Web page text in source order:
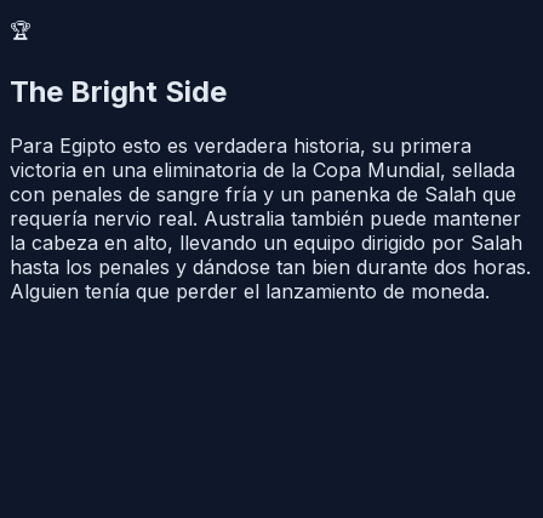
🏆
The Bright Side
Para Egipto esto es verdadera historia, su primera
victoria en una eliminatoria de la Copa Mundial, sellada
con penales de sangre fría y un panenka de Salah que
requería nervio real. Australia también puede mantener
la cabeza en alto, llevando un equipo dirigido por Salah
hasta los penales y dándose tan bien durante dos horas.
Alguien tenía que perder el lanzamiento de moneda.